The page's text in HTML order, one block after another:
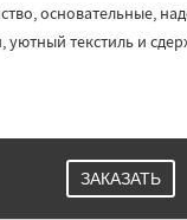
основательные,
уютный текстиль и
ЗАКАЗАТЬ